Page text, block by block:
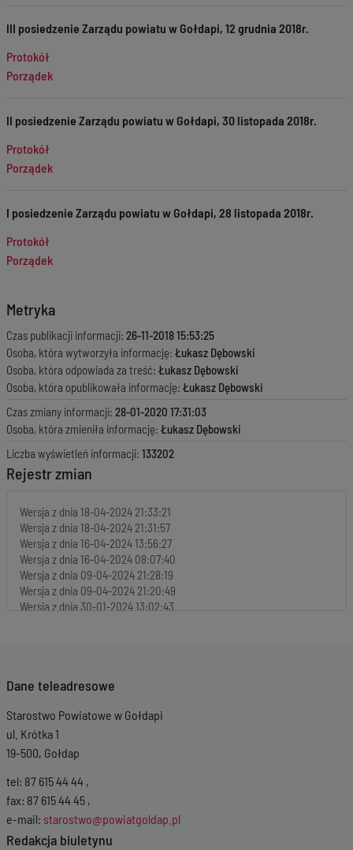
III posiedzenie Zarządu powiatu w Gołdapi, 12 grudnia 2018r.
Protokół
Porządek
II posiedzenie Zarządu powiatu w Gołdapi, 30 listopada 2018r.
Protokół
Porządek
I posiedzenie Zarządu powiatu w Gołdapi, 28 listopada 2018r.
Protokół
Porządek
Metryka
Czas publikacji informacji: 26-11-2018 15:53:25
Osoba, która wytworzyła informację: Łukasz Dębowski
Osoba, która odpowiada za treść: Łukasz Dębowski
Osoba, która opublikowała informację: Łukasz Dębowski
Czas zmiany informacji: 28-01-2020 17:31:03
Osoba, która zmieniła informację: Łukasz Dębowski
Liczba wyświetleń informacji: 133202
Rejestr zmian
Wersja z dnia 18-04-2024 21:33:21
Wersja z dnia 18-04-2024 21:31:57
Wersja z dnia 16-04-2024 13:56:27
Wersja z dnia 16-04-2024 08:07:40
Wersja z dnia 09-04-2024 21:28:19
Wersja z dnia 09-04-2024 21:20:49
Wersja z dnia 30-01-2024 13:02:43
Wersja z dnia30-01-2024 11:35:19
Wersja z dnia17-11-2023 08:12:28
Wersja z dnia
Wersja z dnia
Wersja z dnia
Wersja z dnia02-10-2023 15:52:06
Wersja z dnia 02-10-2023 15:50:28
Wersja z dnia02-10-2023 15:42:43
Wersja z dnia02-10-2023 15:38:02
Dane teleadresowe
Starostwo Powiatowe w Gołdapi
ul. Krótka 1
19-500, Gołdap
tel: 87 615 44 44 ,
fax: 87 615 44 45 ,
e-mail: starostwo@powiatgoldap.pl
Redakcja biuletynu